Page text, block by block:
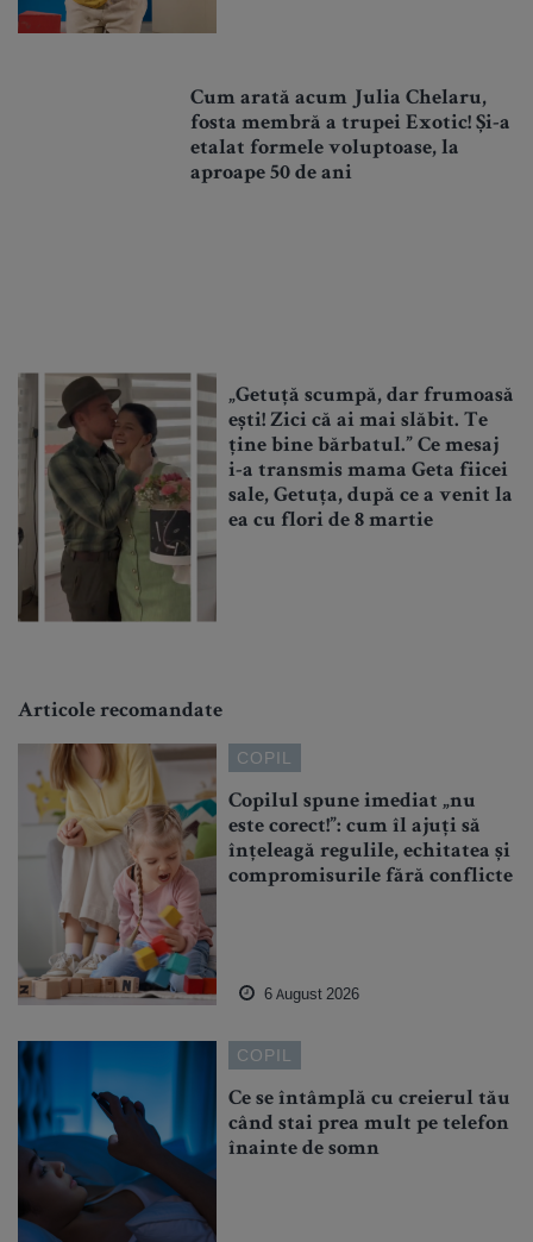
Cum arată acum Julia Chelaru,
fosta membră a trupei Exotic! Și-a
etalat formele voluptoase, la
aproape 50 de ani
„Getuță scumpă, dar frumoasă
ești! Zici că ai mai slăbit. Te
ține bine bărbatul.” Ce mesaj
i-a transmis mama Geta fiicei
sale, Getuța, după ce a venit la
ea cu flori de 8 martie
Articole recomandate
COPIL
Copilul spune imediat „nu
este corect!”: cum îl ajuți să
înțeleagă regulile, echitatea și
compromisurile fără conflicte
6 August 2026
COPIL
Ce se întâmplă cu creierul tău
când stai prea mult pe telefon
înainte de somn